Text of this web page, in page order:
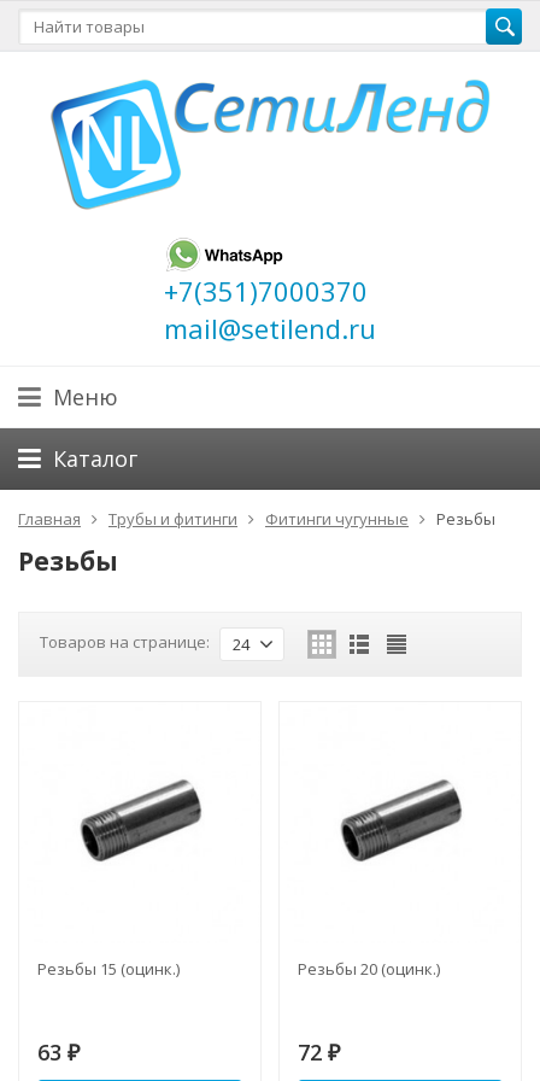
+7(351)7000370
mail@setilend.ru
Меню
Каталог
Главная Трубы и фитинги Фитинги чугунные Резьбы
Резьбы
Товаров на странице: 24
Резьбы 15 (оцинк.)
63 ₽
Резьбы 20 (оцинк.)
72 ₽